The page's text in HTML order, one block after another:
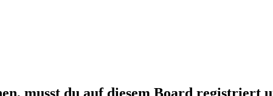
musst du auf diesem Board registriert